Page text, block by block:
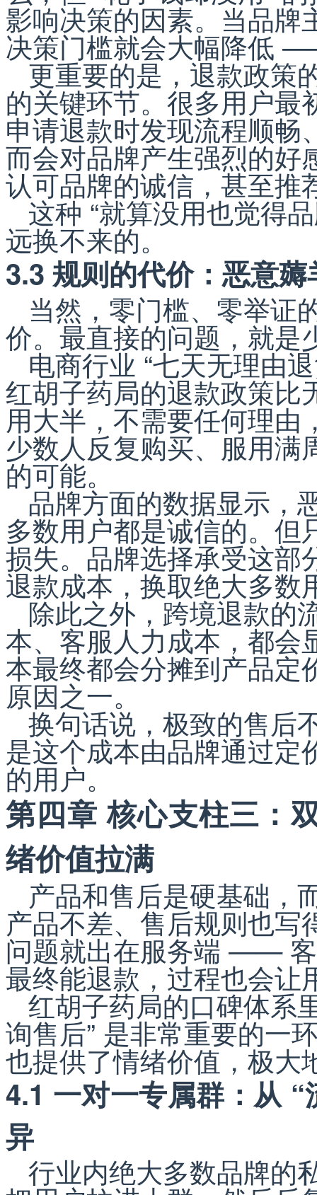
影响决策的因素。当品牌
决策门槛就会大幅降低
更重要的是，退款政策
的关键环节。很多用户最
申请退款时发现流程顺畅
而会对品牌产生强烈的好
认可品牌的诚信，甚至推
这种 “就算没用也觉得
远换不来的。
3.3 规则的代价：恶意
当然，零门槛、零举证
价。最直接的问题，就是
电商行业 “七天无理由
红胡子药局的退款政策
用大半，不需要任何理
少数人反复购买、服用满
的可能。
品牌方面的数据显示，
多数用户都是诚信的。
损失。品牌选择承受这部
退款成本，换取绝大多数
除此之外，跨境退款的
本、客服人力成本，都会
本最终都会分摊到产品定
原因之一。
换句话说，极致的售后
是这个成本由品牌通过定
的用户。
第四章 核心支柱三：
绪价值拉满
产品和售后是硬基础，
产品不差、售后规则也
问题就出在服务端 ——
最终能退款，过程也会让
红胡子药局的口碑体系
询售后” 是非常重要的一
也提供了情绪价值，极大
4.1 一对一专属群：从
异
行业内绝大多数品牌的